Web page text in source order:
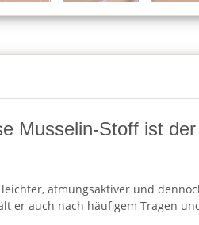
Musselin-Stoff ist
atmungsaktiver und
er auch nach häufigem Tragen